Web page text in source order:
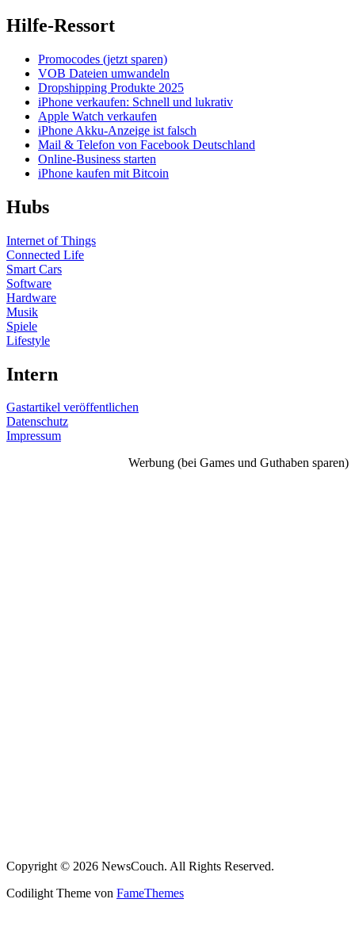
Hilfe-Ressort
Promocodes (jetzt sparen)
VOB Dateien umwandeln
Dropshipping Produkte 2025
iPhone verkaufen: Schnell und lukrativ
Apple Watch verkaufen
iPhone Akku-Anzeige ist falsch
Mail & Telefon von Facebook Deutschland
Online-Business starten
iPhone kaufen mit Bitcoin
Hubs
Internet of Things
Connected Life
Smart Cars
Software
Hardware
Musik
Spiele
Lifestyle
Intern
Gastartikel veröffentlichen
Datenschutz
Impressum
Werbung (bei Games und Guthaben sparen)
Copyright © 2026 NewsCouch. All Rights Reserved.
Codilight Theme von FameThemes